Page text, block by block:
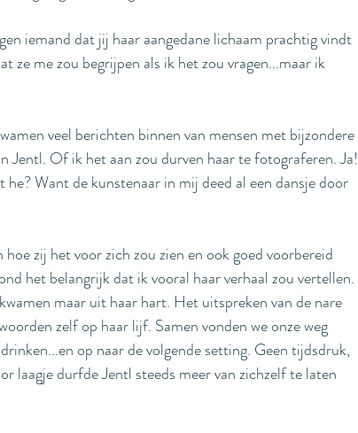
iemand dat jij haar aangedane lichaam prachtig vindt
ze me zou begrijpen als ik het zou vragen...maar ik
veel berichten binnen van mensen met bijzondere
Jentl. Of ik het aan zou durven haar te fotograferen. Ja!
Want de kunstenaar in mij deed al een dansje door
zij het voor zich zou zien en ook goed voorbereid
het belangrijk dat ik vooral haar verhaal zou vertellen.
maar uit haar hart. Het uitspreken van de nare
zelf op haar lijf. Samen vonden we onze weg
op naar de volgende setting. Geen tijdsdruk,
laagje durfde Jentl steeds meer van zichzelf te laten